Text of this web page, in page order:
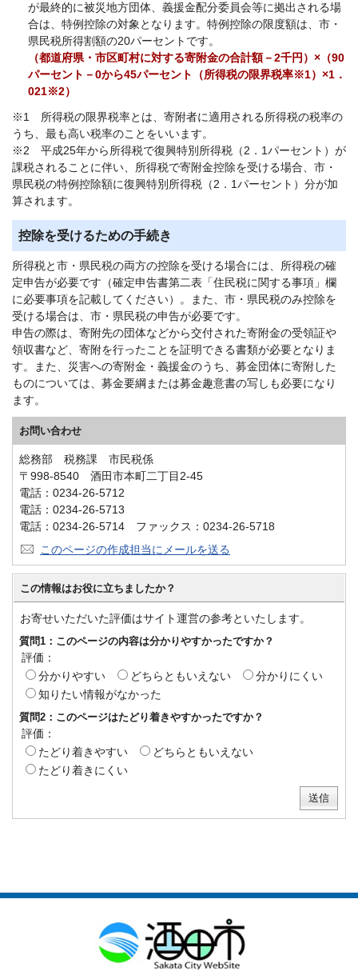
が最終的に被災地方団体、義援金配分委員会等に拠出される場
合は、特例控除の対象となります。特例控除の限度額は、市・
県民税所得割額の20パーセントです。
（都道府県・市区町村に対する寄附金の合計額－2千円）×（90
パーセント－0から45パーセント（所得税の限界税率※1）×1．
021※2）
※1 所得税の限界税率とは、寄附者に適用される所得税の税率の
うち、最も高い税率のことをいいます。
※2 平成25年から所得税で復興特別所得税（2．1パーセント）が
課税されることに伴い、所得税で寄附金控除を受ける場合、市・
県民税の特例控除額に復興特別所得税（2．1パーセント）分が加
算されます。
控除を受けるための手続き
所得税と市・県民税の両方の控除を受ける場合には、所得税の確
定申告が必要です（確定申告書第二表「住民税に関する事項」欄
に必要事項を記載してください）。また、市・県民税のみ控除を
受ける場合は、市・県民税の申告が必要です。
申告の際は、寄附先の団体などから交付された寄附金の受領証や
領収書など、寄附を行ったことを証明できる書類が必要となりま
す。また、災害への寄附金・義援金のうち、募金団体に寄附した
ものについては、募金要綱または募金趣意書の写しも必要になり
ます。
お問い合わせ
総務部 税務課 市民税係
〒998-8540 酒田市本町二丁目2-45
電話：0234-26-5712
電話：0234-26-5713
電話：0234-26-5714 ファックス：0234-26-5718
このページの作成担当にメールを送る
この情報はお役に立ちましたか？
お寄せいただいた評価はサイト運営の参考といたします。
質問1：このページの内容は分かりやすかったですか？
評価：
分かりやすい
どちらともいえない
分かりにくい
知りたい情報がなかった
質問2：このページはたどり着きやすかったですか？
評価：
たどり着きやすい
どちらともいえない
たどり着きにくい